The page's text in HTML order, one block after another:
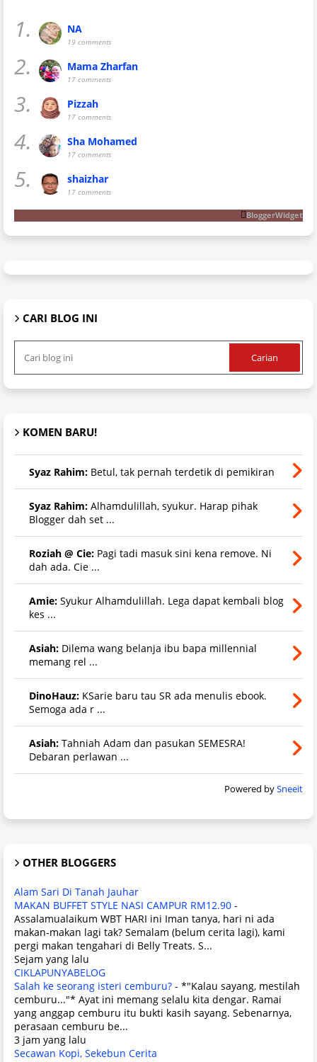
1. NA
19 comments
2. Mama Zharfan
17 comments
3. Pizzah
17 comments
4. Sha Mohamed
17 comments
5. shaizhar
17 comments
BloggerWidget
CARI BLOG INI
KOMEN BARU!
Syaz Rahim: Betul, tak pernah terdetik di pemikiran
Syaz Rahim: Alhamdulillah, syukur. Harap pihak
Blogger dah set ...
Roziah @ Cie: Pagi tadi masuk sini kena remove. Ni
dah ada. Cie ...
Amie: Syukur Alhamdulillah. Lega dapat kembali blog
kes ...
Asiah: Dilema wang belanja ibu bapa millennial
memang rel ...
DinoHauz: KSarie baru tau SR ada menulis ebook.
Semoga ada r ...
Asiah: Tahniah Adam dan pasukan SEMESRA!
Debaran perlawan ...
Powered bySneeit
OTHER BLOGGERS
Alam Sari Di Tanah Jauhar
MAKAN BUFFET STYLE NASI CAMPUR RM12.90 -
Assalamualaikum WBT HARI ini Iman tanya, hari ni ada
makan-makan lagi tak? Semalam (belum cerita lagi), kami
pergi makan tengahari di Belly Treats. S...
Sejam yang lalu
CIKLAPUNYABELOG
Salah ke seorang isteri cemburu? - *"Kalau sayang, mestilah
cemburu..."* Ayat ini memang selalu kita dengar. Ramai
yang anggap cemburu itu bukti kasih sayang. Sebenarnya,
perasaan cemburu be...
3 jam yang lalu
Secawan Kopi, Sekebun Cerita